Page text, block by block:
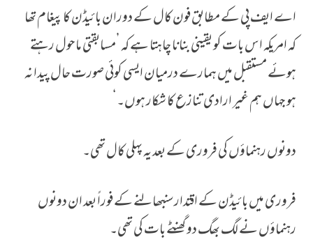
اے ایف پی کے مطابق فون کال کے دوران بائیڈن کا پیغام تھا
کہ امریکہ اس بات کو یقینی بنانا چاہتا ہے کہ ’مسابقتی ماحول رہتے
ہوئے مستقبل میں ہمارے درمیان ایسی کوئی صورت حال پیدا نہ
ہو جہاں ہم غیر ارادی تنازع کا شکار ہوں۔‘
دونوں رہنماؤں کی فروری کے بعد یہ پہلی کال تھی۔
فروری میں بائیڈن کے اقتدار سنبھالنے کے فوراً بعد ان دونوں
رہنماؤں نے لگ بھگ دو گھنٹے بات کی تھی۔